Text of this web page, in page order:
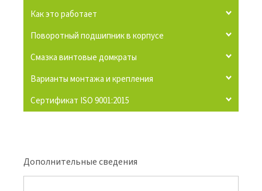
Как это работает
Поворотный подшипник в корпусе
Смазка винтовые домкраты
Варианты монтажа и крепления
Сертификат ISO 9001:2015
Дополнительные сведения